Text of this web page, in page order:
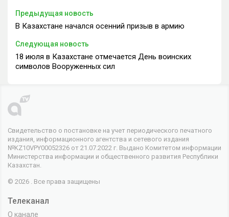
Предыдущая новость
В Казахстане начался осенний призыв в армию
Следующая новость
18 июля в Казахстане отмечается День воинских
символов Вооруженных сил
Свидетельство о постановке на учет периодического печатного
издания, информационного агентства и сетевого издания
№KZ10VPY00052326 от 21.07.2022 г. Выдано Комитетом информации
Министерства информации и общественного развития Республики
Казахстан.
© 2026 . Все права защищены
Телеканал
О канале